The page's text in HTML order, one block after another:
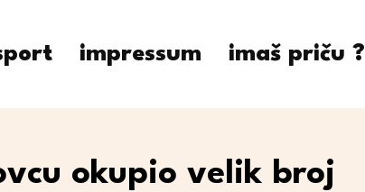
impressum imaš priču ?
okupio velik broj